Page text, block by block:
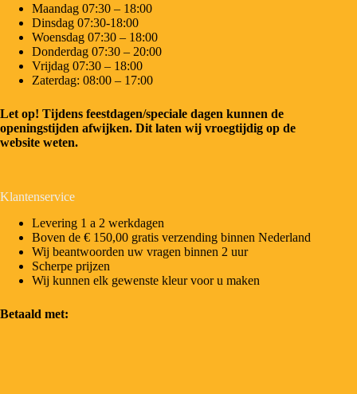
Maandag 07:30 – 18:00
Dinsdag 07:30-18:00
Woensdag 07:30 – 18:00
Donderdag 07:30 – 20:00
Vrijdag 07:30 – 18:00
Zaterdag: 08:00 – 17:00
Let op! Tijdens feestdagen/speciale dagen kunnen de
openingstijden afwijken. Dit laten wij vroegtijdig op de
website weten.
Klantenservice
Levering 1 a 2 werkdagen
Boven de € 150,00 gratis verzending binnen Nederland
Wij beantwoorden uw vragen binnen 2 uur
Scherpe prijzen
Wij kunnen elk gewenste kleur voor u maken
Betaald met: